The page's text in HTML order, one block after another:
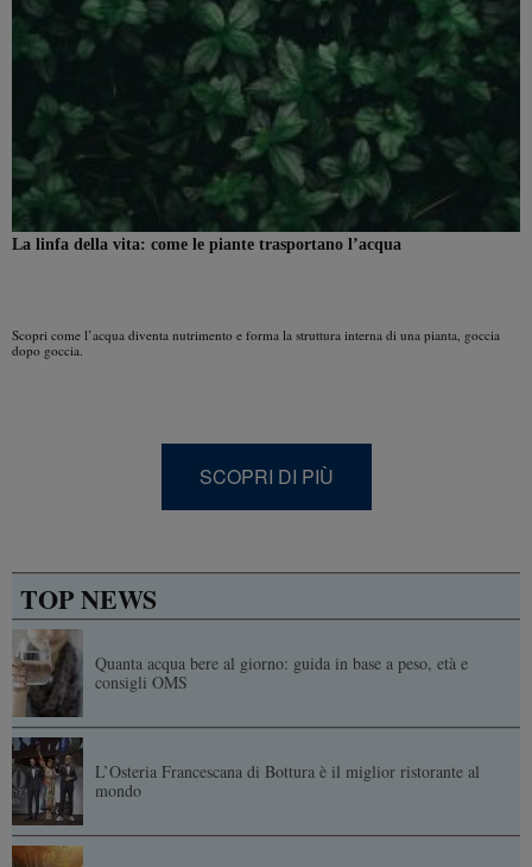
La linfa della vita: come le piante trasportano l’acqua
Scopri come l’acqua diventa nutrimento e forma la struttura interna di una pianta, goccia
dopo goccia.
SCOPRI DI PIÙ
TOP NEWS
Quanta acqua bere al giorno: guida in base a peso, età e
consigli OMS
L’Osteria Francescana di Bottura è il miglior ristorante al
mondo